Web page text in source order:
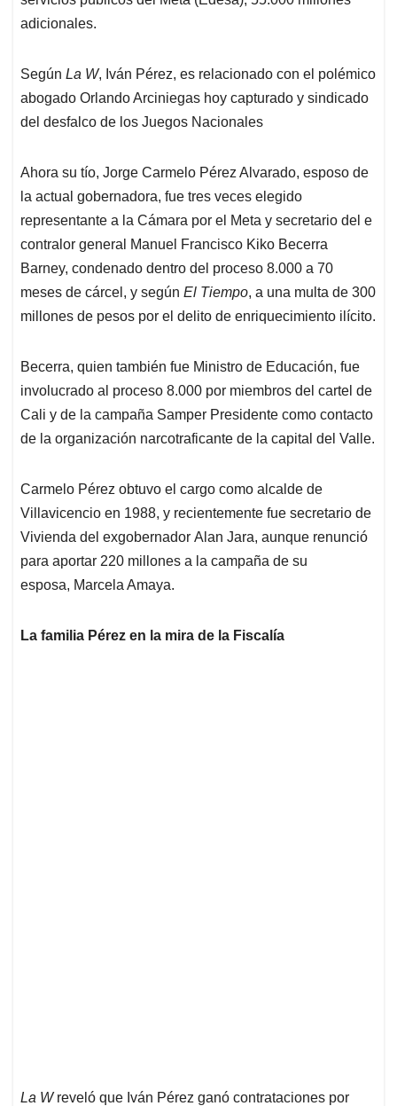
adicionales.
Según La W, Iván Pérez, es relacionado con el polémico
abogado Orlando Arciniegas hoy capturado y sindicado
del desfalco de los Juegos Nacionales
Ahora su tío, Jorge Carmelo Pérez Alvarado, esposo de
la actual gobernadora, fue tres veces elegido
representante a la Cámara por el Meta y secretario del e
contralor general Manuel Francisco Kiko Becerra
Barney, condenado dentro del proceso 8.000 a 70
meses de cárcel, y según El Tiempo, a una multa de 300
millones de pesos por el delito de enriquecimiento ilícito.
Becerra, quien también fue Ministro de Educación, fue
involucrado al proceso 8.000 por miembros del cartel de
Cali y de la campaña Samper Presidente como contacto
de la organización narcotraficante de la capital del Valle.
Carmelo Pérez obtuvo el cargo como alcalde de
Villavicencio en 1988, y recientemente fue secretario de
Vivienda del exgobernador Alan Jara, aunque renunció
para aportar 220 millones a la campaña de su
esposa, Marcela Amaya.
La familia Pérez en la mira de la Fiscalía
La Wreveló que Iván Pérez ganó contrataciones por